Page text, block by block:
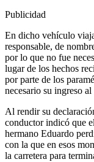
Publicidad
En dicho vehículo
responsable, de
por lo que no fue
lugar de los hechos
por parte de los
necesario su ingreso
Al rendir su
conductor indicó que
hermano Eduardo
con la que en esos
la carretera para